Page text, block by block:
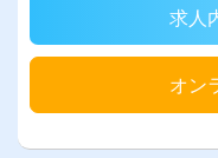
求人
オン